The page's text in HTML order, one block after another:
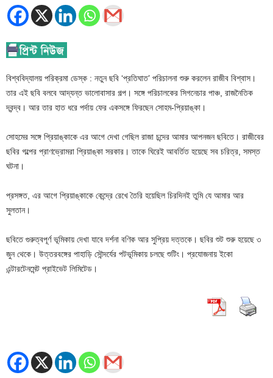
বিশ্ববিদ্যালয় পরিক্রমা ডেস্ক : নতুন ছবি ‘প্রতিঘাত’ পরিচালনা শুরু করলেন রাজীব বিশ্বাস।
তার এই ছবি বলবে আদ্যন্ত ভালোবাসার গল্প। সঙ্গে পরিচালকের সিগনেচার পাঞ্চ, রাজনৈতিক
দ্বন্দ্ব। আর তার হাত ধরে পর্দায় ফের একসঙ্গে ফিরছেন সোহম-প্রিয়াঙ্কা।
সোহমের সঙ্গে প্রিয়াঙ্কাকে এর আগে দেখা গেছিল রাজা চন্দের আমার আপনজন ছবিতে। রাজীবের
ছবির গল্পের প্রাণভ্রোমরা প্রিয়াঙ্কা সরকার। তাকে ঘিরেই আবর্তিত হয়েছে সব চরিত্র, সমস্ত
ঘটনা।
প্রসঙ্গত, এর আগে প্রিয়াঙ্কাকে কেন্দ্রে রেখে তৈরি হয়েছিল চিরদিনই তুমি যে আমার আর
সুলতান।
ছবিতে গুরুত্বপূর্ণ ভূমিকায় দেখা যাবে দর্শনা বণিক আর সুপ্রিয় দত্তকে। ছবির শুট শুরু হয়েছে ৩
জুন থেকে। উত্তরবঙ্গের পাহাড়ি সৌন্দর্যের পটভূমিকায় চলছে শুটিং। প্রযোজনায় ইকো
এন্টারটেনমেন্ট প্রাইভেট লিমিটেড।